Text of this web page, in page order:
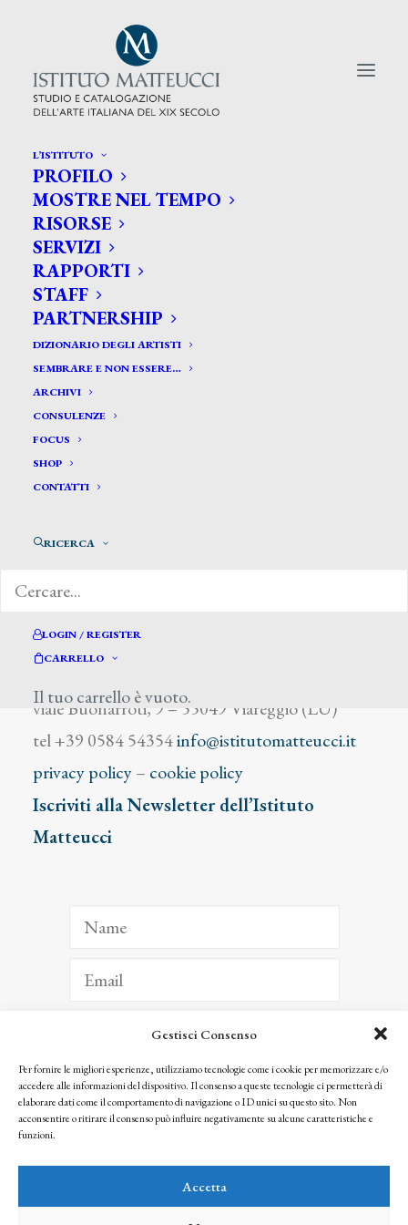
Gestisci Consenso
Per fornire le migliori esperienze, utilizziamo tecnologie come i cookie per memorizzare e/o
accedere alle informazioni del dispositivo. Il consenso a queste tecnologie ci permetterà di
elaborare dati come il comportamento di navigazione o ID unici su questo sito. Non
acconsentire o ritirare il consenso può influire negativamente su alcune caratteristiche e
funzioni.
Accetta
L’ISTITUTO
PROFILO
MOSTRE NEL TEMPO
RISORSE
SERVIZI
RAPPORTI
STAFF
PARTNERSHIP
DIZIONARIO DEGLI ARTISTI
SEMBRARE E NON ESSERE…
ARCHIVI
CONSULENZE
FOCUS
SHOP
CONTATTI
RICERCA
LOGIN / REGISTER
CARRELLO
Il tuo carrello è vuoto.
CERCA TRA GLI ARTISTI:
Search
for:
Bulli Amedeo
viale Buonarroti, 9 – 55049 Viareggio (LU)
tel +39 0584 54354info@istitutomatteucci.it
privacy policy– cookie policy
Iscriviti alla Newsletter dell’Istituto
Matteucci
ISCRIVITI
Facendo clic per iscriverti, riconosci che le tue informazioni saranno trattate
seguendo la nostra Privacy Policy
© 2025 Istituto Matteucci. All right reserved
l’autorizzazione scritta dei proprietari dei diritti e dell’Istituto Matteucci